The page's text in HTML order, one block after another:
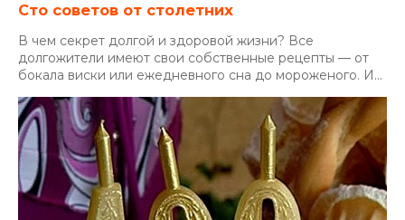
Сто советов от столетних
В чем секрет долгой и здоровой жизни? Все
долгожители имеют свои собственные рецепты — от
бокала виски или ежедневного сна до мороженого. И...